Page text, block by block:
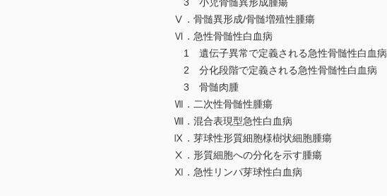
3 小児骨髄異形成腫瘍
Ⅴ．骨髄異形成/骨髄増殖性腫瘍
Ⅵ．急性骨髄性白血病
1 遺伝子異常で定義される急性骨髄性白血病
2 分化段階で定義される急性骨髄性白血病
3 骨髄肉腫
Ⅶ．二次性骨髄性腫瘍
Ⅷ．混合表現型急性白血病
Ⅸ．芽球性形質細胞様樹状細胞腫瘍
Ⅹ．形質細胞への分化を示す腫瘍
Ⅺ．急性リンパ芽球性白血病